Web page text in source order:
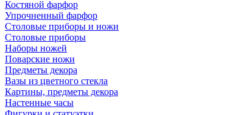
Костяной фарфор
Упрочненный фарфор
Столовые приборы и ножи
Столовые приборы
Наборы ножей
Поварские ножи
Предметы декора
Вазы из цветного стекла
Картины, предметы декора
Настенные часы